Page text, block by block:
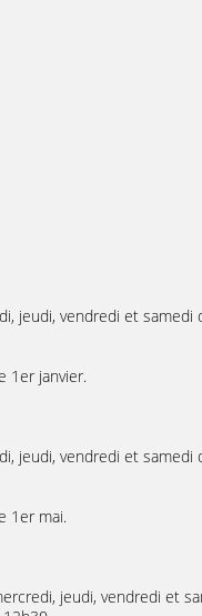
jeudi, vendredi et samedi
1er janvier.
jeudi, vendredi et samedi
1er mai.
jeudi, vendredi et